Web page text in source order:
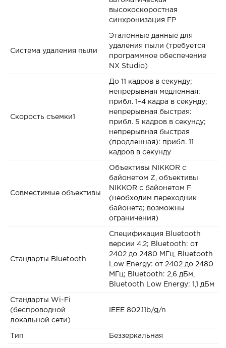
высокоскоростная
синхронизация FP
Система удаления пыли
Эталонные данные для
удаления пыли (требуется
программное обеспечение
NX Studio)
Скорость съемки1
До 11 кадров в секунду;
непрерывная медленная:
прибл. 1–4 кадра в секунду;
непрерывная быстрая:
прибл. 5 кадров в секунду;
непрерывная быстрая
(продленная): прибл. 11
кадров в секунду
Совместимые объективы
Объективы NIKKOR с
байонетом Z, объективы
NIKKOR с байонетом F
(необходим переходник
байонета; возможны
ограничения)
Стандарты Bluetooth
Спецификация Bluetooth
версии 4.2; Bluetooth: от
2402 до 2480 МГц, Bluetooth
Low Energy: от 2402 до 2480
МГц; Bluetooth: 2,6 дБм,
Bluetooth Low Energy: 1,1 дБм
Стандарты Wi-Fi
(беспроводной
локальной сети)
IEEE 802.11b/g/n
Тип Беззеркальная